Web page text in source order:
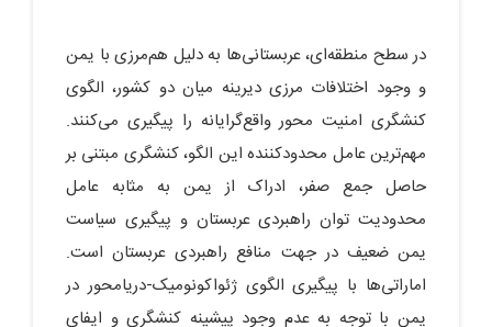
در سطح منطقه‌ای، عربستانی‌ها به دلیل هم‌مرزی با یمن
و وجود اختلافات مرزی دیرینه میان دو کشور، الگوی
کنشگری امنیت محور واقع‌گرایانه را پیگیری می‌کنند.
مهم‌ترین عامل محدودکننده این الگو، کنشگری مبتنی بر
حاصل جمع صفر، ادراک از یمن به مثابه عامل
محدودیت توان راهبردی عربستان و پیگیری سیاست
یمن ضعیف در جهت منافع راهبردی عربستان است.
اماراتی‌ها با پیگیری الگوی ژئواکونومیک-دریامحور در
یمن با توجه به عدم وجود پیشینه کنشگری و ایفای